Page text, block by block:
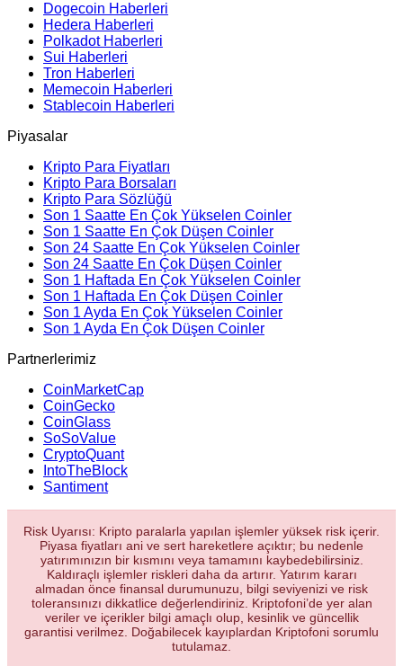
Dogecoin Haberleri
Hedera Haberleri
Polkadot Haberleri
Sui Haberleri
Tron Haberleri
Memecoin Haberleri
Stablecoin Haberleri
Piyasalar
Kripto Para Fiyatları
Kripto Para Borsaları
Kripto Para Sözlüğü
Son 1 Saatte En Çok Yükselen Coinler
Son 1 Saatte En Çok Düşen Coinler
Son 24 Saatte En Çok Yükselen Coinler
Son 24 Saatte En Çok Düşen Coinler
Son 1 Haftada En Çok Yükselen Coinler
Son 1 Haftada En Çok Düşen Coinler
Son 1 Ayda En Çok Yükselen Coinler
Son 1 Ayda En Çok Düşen Coinler
Partnerlerimiz
CoinMarketCap
CoinGecko
CoinGlass
SoSoValue
CryptoQuant
IntoTheBlock
Santiment
Risk Uyarısı: Kripto paralarla yapılan işlemler yüksek risk içerir.
Piyasa fiyatları ani ve sert hareketlere açıktır; bu nedenle
yatırımınızın bir kısmını veya tamamını kaybedebilirsiniz.
Kaldıraçlı işlemler riskleri daha da artırır. Yatırım kararı
almadan önce finansal durumunuzu, bilgi seviyenizi ve risk
toleransınızı dikkatlice değerlendiriniz. Kriptofoni’de yer alan
veriler ve içerikler bilgi amaçlı olup, kesinlik ve güncellik
garantisi verilmez. Doğabilecek kayıplardan Kriptofoni sorumlu
tutulamaz.